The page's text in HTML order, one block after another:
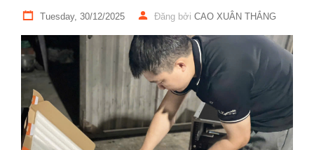
Tuesday, 30/12/2025 Đăng bởi CAO XUÂN THẮNG